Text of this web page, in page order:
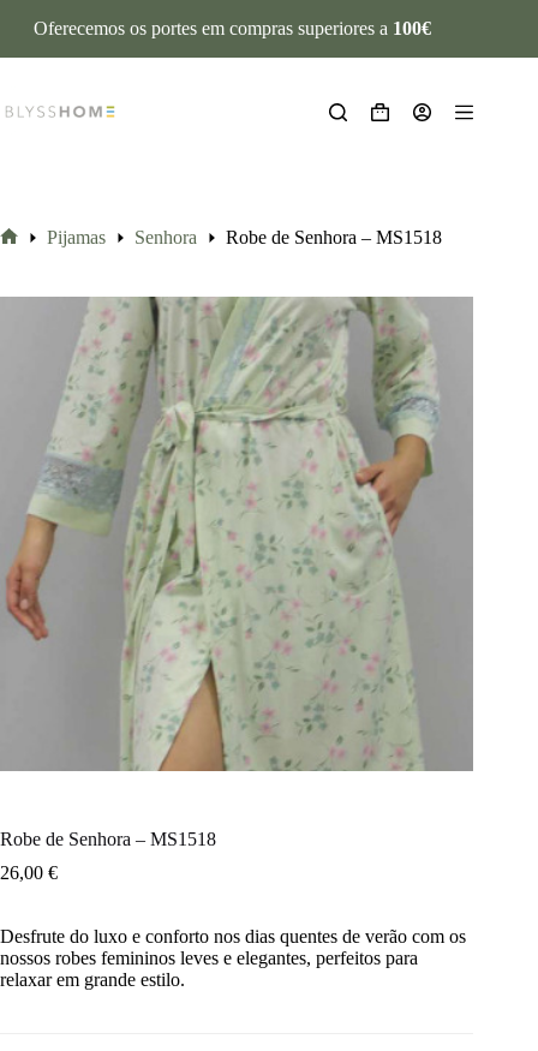
Oferecemos os portes em compras superiores a 100€
Pijamas Senhora Robe de Senhora – MS1518
Robe de Senhora – MS1518
26,00 €
Desfrute do luxo e conforto nos dias quentes de verão com os
nossos robes femininos leves e elegantes, perfeitos para
relaxar em grande estilo.